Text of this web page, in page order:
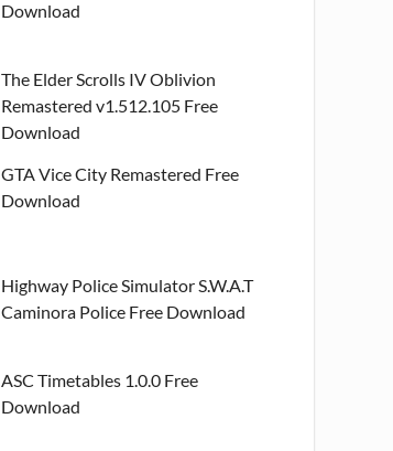
Download
The Elder Scrolls IV Oblivion
Remastered v1.512.105 Free
Download
GTA Vice City Remastered Free
Download
Highway Police Simulator S.W.A.T
Caminora Police Free Download
ASC Timetables 1.0.0 Free
Download